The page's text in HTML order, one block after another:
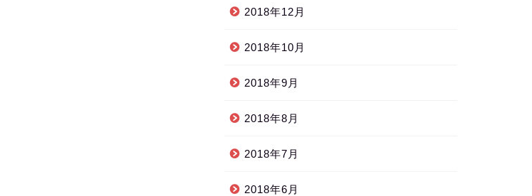
2018年12月
2018年10月
2018年9月
2018年8月
2018年7月
2018年6月